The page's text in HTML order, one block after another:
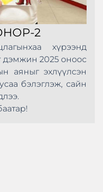
2
хүрээнд
дэмжин 2025 оноос
аяныг эхлүүлсэн
бэлэглэж, сайн